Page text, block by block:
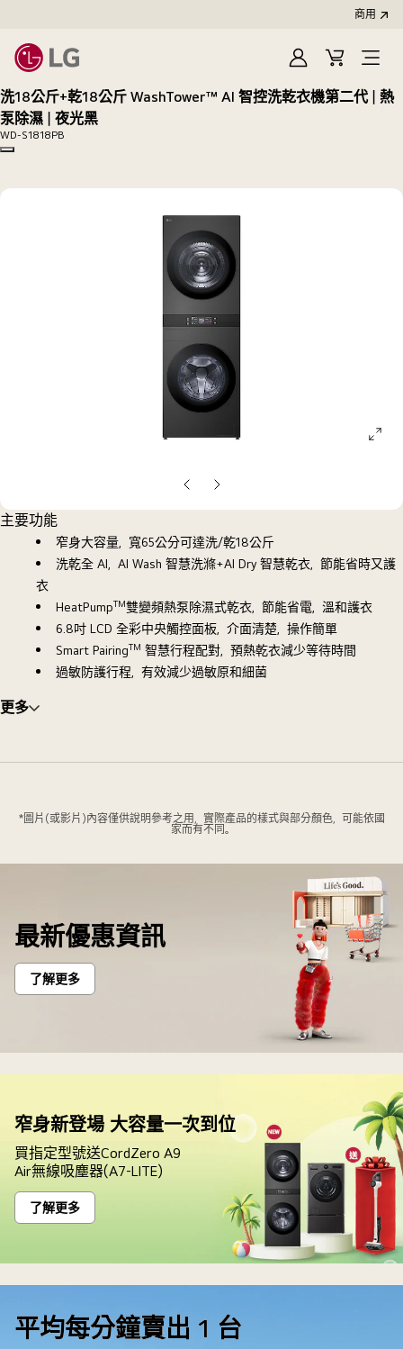
商用
登
入
購
物
開
啟
選
洗18公斤+乾18公斤 WashTower™ AI 智控洗乾衣機第二代｜熱
泵除濕｜夜光黑
WD-S1818PB
Copy model name
上
一
頁
下
一
頁
主要功能
窄身大容量，寬65公分可達洗/乾18公斤
洗乾全 AI，AI Wash 智慧洗滌+AI Dry 智慧乾衣，節能省時又護
衣
HeatPumpTM雙變頻熱泵除濕式乾衣，節能省電，溫和護衣
6.8吋 LCD 全彩中央觸控面板，介面清楚，操作簡單
Smart PairingTM 智慧行程配對，預熱乾衣減少等待時間
過敏防護行程，有效減少過敏原和細菌
更多
*圖片(或影片)內容僅供說明參考之用，實際產品的樣式與部分顏色，可能依國
家而有不同。
最新優惠資訊
了解更多
窄身新登場 大容量一次到位
買指定型號送CordZero A9
Air無線吸塵器(A7-LITE)
了解更多
平均每分鐘賣出 1 台